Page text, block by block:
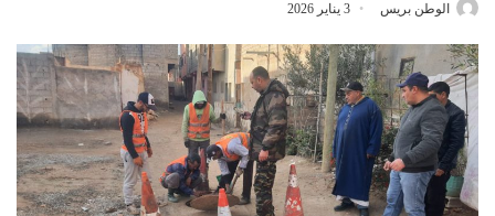
الوطن بريس 3 يناير 2026